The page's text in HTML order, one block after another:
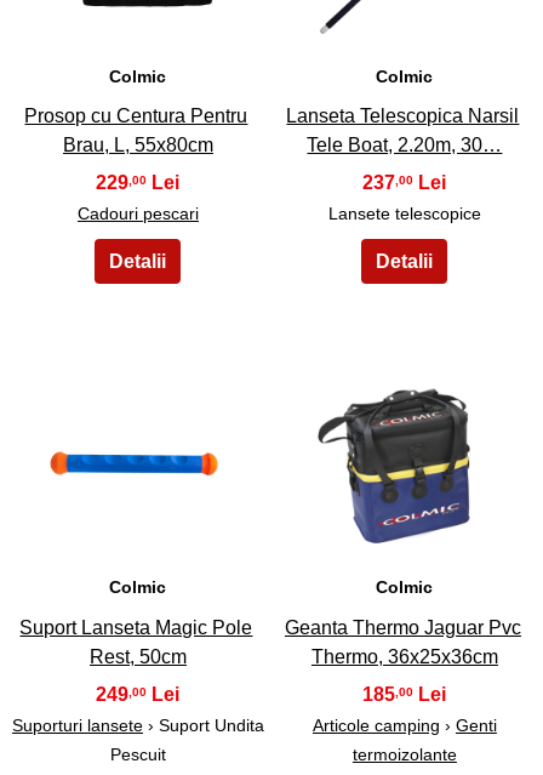
Colmic
Prosop cu Centura Pentru
Brau, L, 55x80cm
229 ,00
Cadouri pescari
Colmic
Lanseta Telescopica Narsil
Tele Boat, 2.20m, 30…
237 ,00
Lansete telescopice
29
Colmic
Suport Lanseta Magic Pole
Rest, 50cm
249 ,00
Suporturi lansete› Suport Undita
Pescuit
30
Colmic
Geanta Thermo Jaguar Pvc
Thermo, 36x25x36cm
185 ,00
Articole camping › Genti
termoizolante